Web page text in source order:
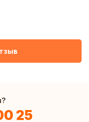
25